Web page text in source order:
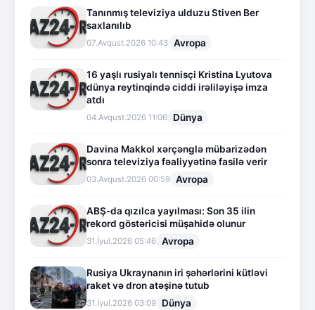
Tanınmış televiziya ulduzu Stiven Ber
saxlanılıb
07.Avqust.2026 10:43 Avropa
16 yaşlı rusiyalı tennisçi Kristina Lyutova
dünya reytinqində ciddi irəliləyişə imza
atdı
04.Avqust.2026 11:06 Dünya
Davina Makkol xərçənglə mübarizədən
sonra televiziya fəaliyyətinə fasilə verir
03.Avqust.2026 00:59 Avropa
ABŞ-da qızılca yayılması: Son 35 ilin
rekord göstəricisi müşahidə olunur
31.İyul.2026 05:46 Avropa
Rusiya Ukraynanın iri şəhərlərini kütləvi
raket və dron atəşinə tutub
31.İyul.2026 03:09 Dünya